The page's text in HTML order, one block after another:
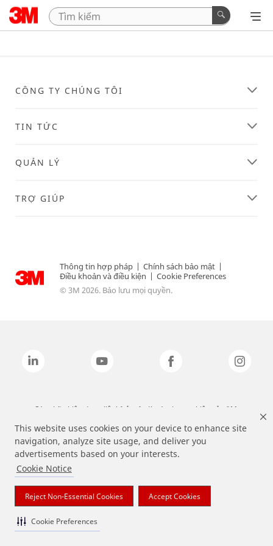
This website uses cookies on your device to enhance site
navigation, analyze site usage, and deliver you
advertisements based on your interests.
Cookie Notice
Reject Non-Essential Cookies Accept Cookies
Cookie Preferences
CÔNG TY CHÚNG TÔI
TIN TỨC
QUẢN LÝ
TRỢ GIÚP
Thông tin hợp pháp | Chính sách bảo mật |
Điều khoản và điều kiện | Cookie Preferences
© 3M 2026. Bảo lưu mọi quyền.
Các nhãn hiệu được liệt kê ở trên là các thương hiệu của 3M.